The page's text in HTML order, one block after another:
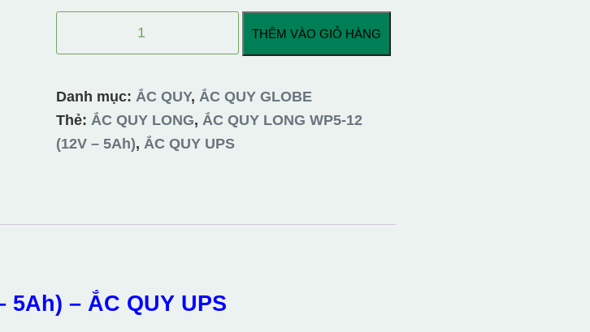
WP5-
12
(12V
số
THÊM VÀO GIỎ HÀNG
Danh mục: ẮC QUY, ẮC QUY GLOBE
Thẻ: ẮC QUY LONG, ẮC QUY LONG WP5-12
(12V – 5Ah), ẮC QUY UPS
5Ah) – ẮC QUY UPS